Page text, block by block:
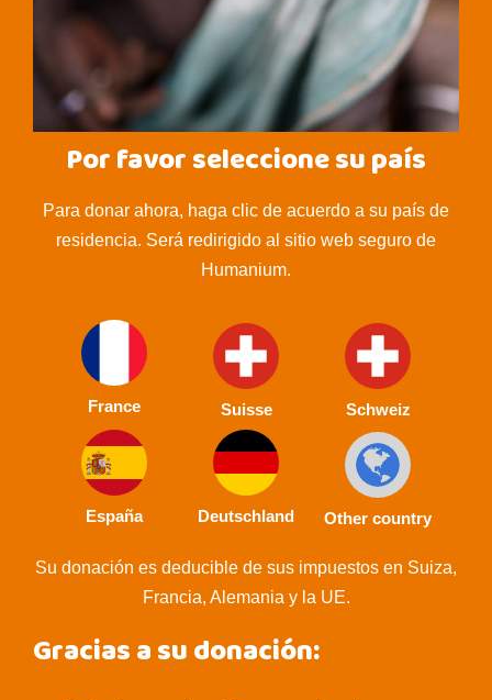
Por favor seleccione su país
Para donar ahora, haga clic de acuerdo a su país de
residencia. Será redirigido al sitio web seguro de
Humanium.
France Suisse Schweiz
España Deutschland Other country
Su donación es deducible de sus impuestos en Suiza,
Francia, Alemania y la UE.
Gracias a su donación: